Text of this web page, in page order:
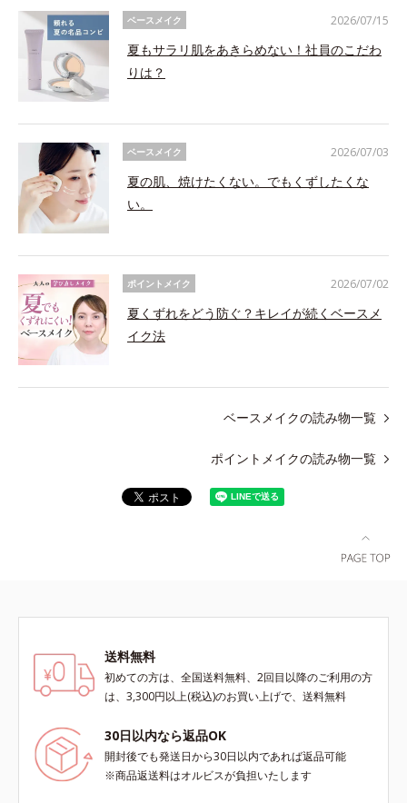
ベースメイク
夏もサラリ肌をあきらめない！社員のこだわ
りは？
2026/07/15
ベースメイク
夏の肌、焼けたくない。でもくずしたくな
い。
2026/07/03
ポイントメイク
夏くずれをどう防ぐ？キレイが続くベースメ
イク法
2026/07/02
ベースメイクの読み物一覧
ポイントメイクの読み物一覧
送料無料
初めての方は、全国送料無料、2回目以降のご利用の方
は、3,300円以上(税込)のお買い上げで、送料無料
30日以内なら返品OK
開封後でも発送日から30日以内であれば返品可能
※商品返送料はオルビスが負担いたします